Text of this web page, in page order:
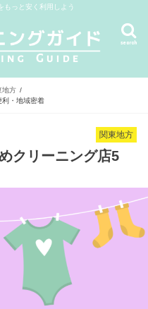
もっと安く利用しよう
search
地方
利・地域密着
関東地方
クリーニング店5